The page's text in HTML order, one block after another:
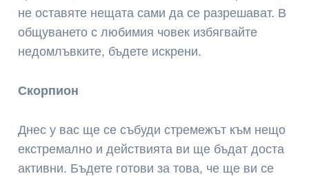
не оставяте нещата сами да се разрешават. В
общуването с любимия човек избягвайте
недомлъвките, бъдете искрени.
Скорпион
Днес у вас ще се събуди стремежът към нещо
екстремално и действията ви ще бъдат доста
активни. Бъдете готови за това, че ще ви се